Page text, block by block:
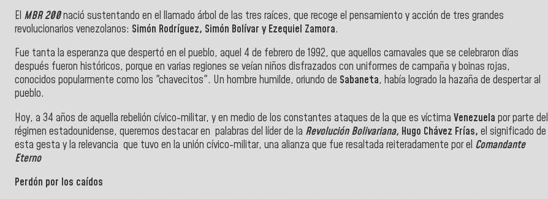
El MBR200nació sustentando en el llamado árbol de las tres raíces, que recoge el pensamiento y acción de tres grandes
revolucionarios venezolanos: Simón Rodríguez, Simón Bolívar y Ezequiel Zamora.
Fue tanta la esperanza que despertó en el pueblo, aquel 4 de febrero de 1992, que aquellos carnavales que se celebraron días
después fueron históricos, porque en varias regiones se veían niños disfrazados con uniformes de campaña y boinas rojas,
conocidos popularmente como los "chavecitos". Un hombre humilde, oriundo de Sabaneta, había logrado la hazaña de despertar al
pueblo.
Hoy, a 34 años de aquella rebelión cívico-militar, y en medio de los constantes ataques de la que es víctima Venezuela por parte del
régimen estadounidense, queremos destacar en palabras del líder de la Revolución Bolivariana, Hugo Chávez Frías, el significado de
esta gesta y la relevancia que tuvo en la unión cívico-militar, una alianza que fue resaltada reiteradamente por el Comandante
Eterno
Perdón por los caídos